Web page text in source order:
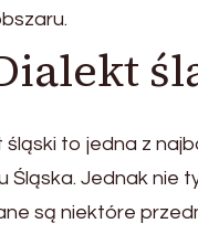
śląski to jedna z
Śląska. Jednak nie
są niektóre